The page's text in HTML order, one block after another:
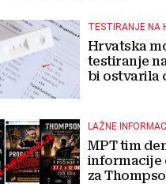
TESTIRANJE NA
Hrvatska
testiranje
bi ostvarila
LAŽNE
MPT tim
informacije
za